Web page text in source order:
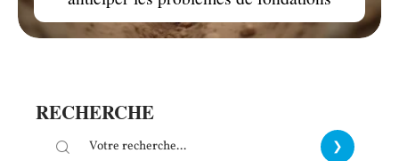
RECHERCHE